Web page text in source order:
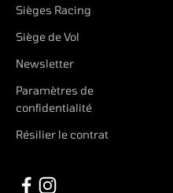
Sièges Racing
Siège de Vol
Newsletter
Paramètres de
confidentialité
Résilier le contrat